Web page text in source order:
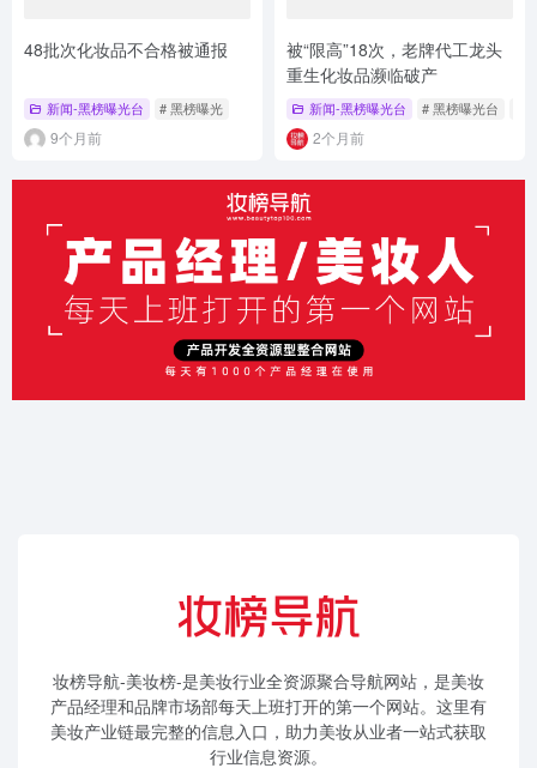
48批次化妆品不合格被通报
新闻-黑榜曝光台 # 黑榜曝光
9个月前
被“限高”18次，老牌代工龙头
重生化妆品濒临破产
新闻-黑榜曝光台 # 黑榜曝光台
2个月前
妆榜导航-美妆榜-是美妆行业全资源聚合导航网站，是美妆
产品经理和品牌市场部每天上班打开的第一个网站。这里有
美妆产业链最完整的信息入口，助力美妆从业者一站式获取
行业信息资源。